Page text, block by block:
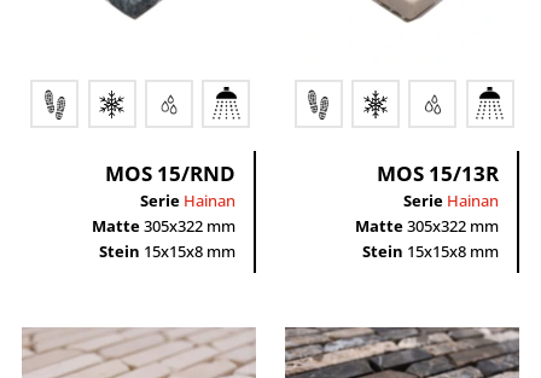
Multiverbund
bunt / mehrfarbig / mix
grau
grün
MOS 15/RND
Serie Hainan
Matte305x322 mm
Stein 15x15x8 mm
MOS 15/13R
Serie Hainan
Matte305x322 mm
Stein 15x15x8 mm